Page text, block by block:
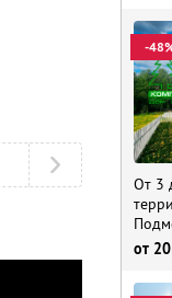
-
От 3
от